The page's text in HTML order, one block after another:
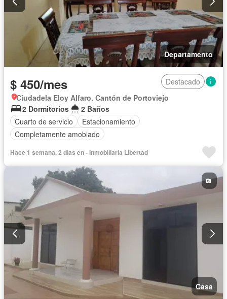
Departamento
$ 450/mes
Destacado
Ciudadela Eloy Alfaro, Cantón de Portoviejo
2 Dormitorios
2 Baños
Cuarto de servicio
Estacionamiento
Completamente amoblado
Hace 1 semana, 2 días en - Inmobiliaria Libertad
Casa